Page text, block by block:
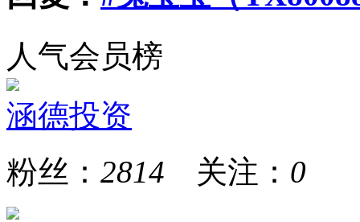
人气会员榜
涵德投资
粉丝： 2814 关注： 0